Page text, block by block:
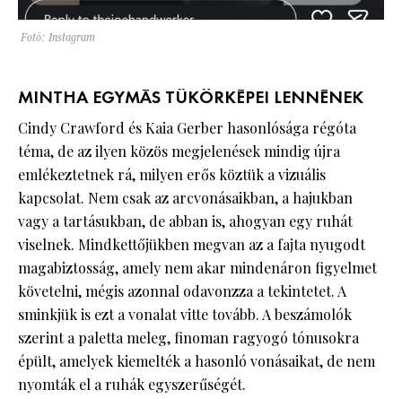
Fotó: Instagram
MINTHA EGYMÁS TÜKÖRKÉPEI LENNÉNEK
Cindy Crawford és Kaia Gerber hasonlósága régóta
téma, de az ilyen közös megjelenések mindig újra
emlékeztetnek rá, milyen erős köztük a vizuális
kapcsolat. Nem csak az arcvonásaikban, a hajukban
vagy a tartásukban, de abban is, ahogyan egy ruhát
viselnek. Mindkettőjükben megvan az a fajta nyugodt
magabiztosság, amely nem akar mindenáron figyelmet
követelni, mégis azonnal odavonzza a tekintetet. A
sminkjük is ezt a vonalat vitte tovább. A beszámolók
szerint a paletta meleg, finoman ragyogó tónusokra
épült, amelyek kiemelték a hasonló vonásaikat, de nem
nyomták el a ruhák egyszerűségét.